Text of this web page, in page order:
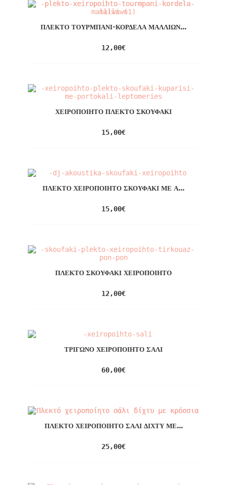
ΠΛΕΚΤΌ ΤΟΥΡΜΠΆΝΙ-ΚΟΡΔΈΛΑ ΜΑΛΛΙΏΝ...
12,00€
ΧΕΙΡΟΠΟΊΗΤΟ ΠΛΕΚΤΌ ΣΚΟΥΦΆΚΙ
15,00€
ΠΛΕΚΤΌ ΧΕΙΡΟΠΟΊΗΤΟ ΣΚΟΥΦΆΚΙ ΜΕ Α...
15,00€
ΠΛΕΚΤΌ ΣΚΟΥΦΆΚΙ ΧΕΙΡΟΠΟΊΗΤΟ
12,00€
ΤΡΊΓΩΝΟ ΧΕΙΡΟΠΟΊΗΤΟ ΣΆΛΙ
60,00€
ΠΛΕΚΤΌ ΧΕΙΡΟΠΟΊΗΤΟ ΣΆΛΙ ΔΊΧΤΥ ΜΕ...
25,00€